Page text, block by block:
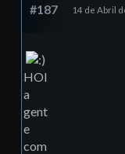
#187 14 de Abril
HOl
a
gent
e
com